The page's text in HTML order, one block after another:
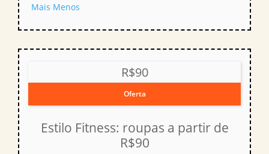
Mais Menos
R$90
Oferta
Estilo Fitness: roupas a partir de
R$90